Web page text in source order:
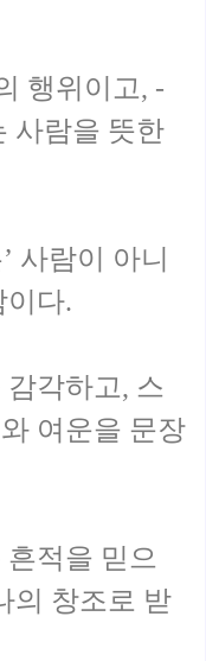
행위이고, -
사람을 뜻한
사람이 아니
이다.
각하고, 스
여운을 문장
흔적을 믿으
의 창조로 받